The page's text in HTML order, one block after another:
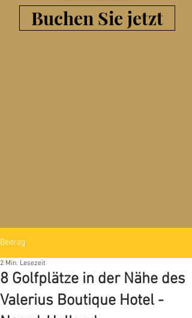
Buchen Sie jetzt
Beitrag
8 Golfplätze in der Nähe des
Valerius Boutique Hotel -
2 Min. Lesezeit